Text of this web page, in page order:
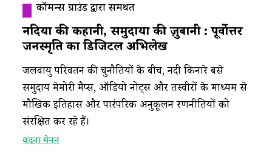
कॉमन्स ग्राउंड द्वारा समर्थित
नदियों की कहानी, समुदायों की ज़ुबानी : पूर्वोत्तर
जनस्मृति का डिजिटल अभिलेख
जलवायु परिवर्तन की चुनौतियों के बीच, नदी किनारे बसे
समुदाय मेमोरी मैप्स, ऑडियो नोट्स और तस्वीरों के माध्यम से
मौखिक इतिहास और पारंपरिक अनुकूलन रणनीतियों को
संरक्षित कर रहे हैं।
वंदना मेनन